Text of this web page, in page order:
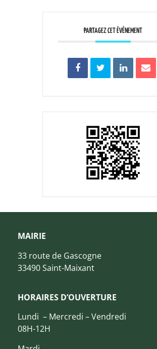
PARTAGEZ CET ÉVÉNEMENT
MAIRIE
33 route de Gascogne
33490 Saint-Maixant
HORAIRES D’OUVERTURE
Lundi – Mercredi – Vendredi
08H-12H